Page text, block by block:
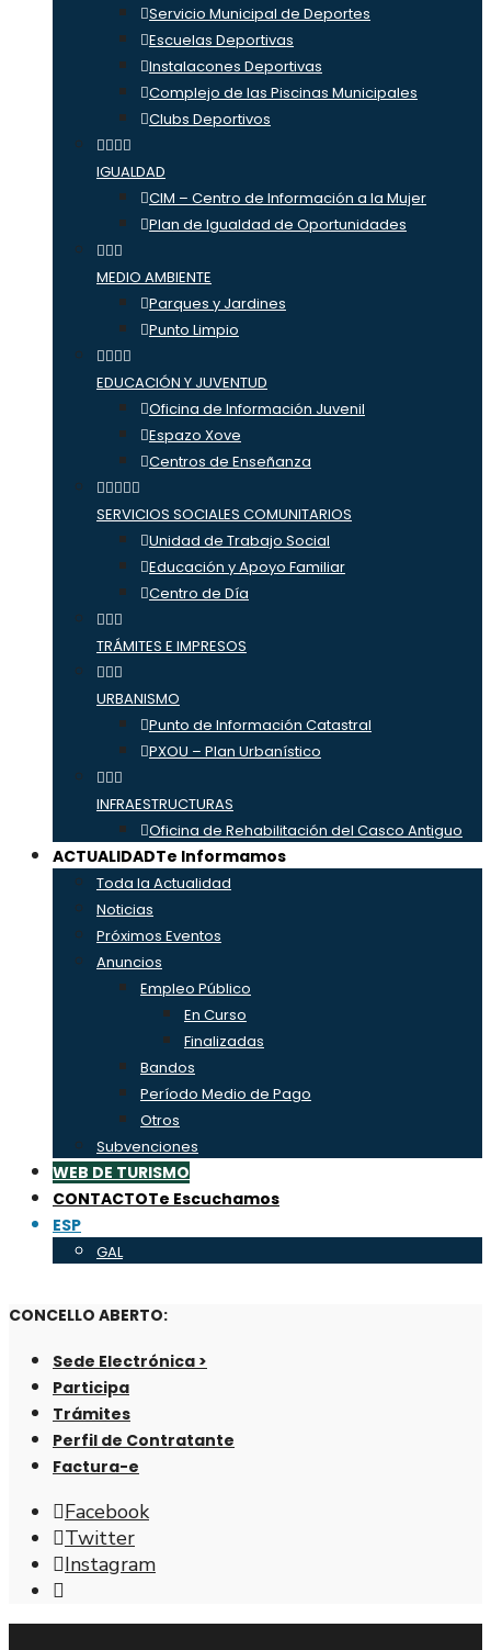
Servicio Municipal de Deportes
Escuelas Deportivas
Instalacones Deportivas
Complejo de las Piscinas Municipales
Clubs Deportivos
IGUALDAD
CIM – Centro de Información a la Mujer
Plan de Igualdad de Oportunidades
MEDIO AMBIENTE
Parques y Jardines
Punto Limpio
EDUCACIÓN Y JUVENTUD
Oficina de Información Juvenil
Espazo Xove
Centros de Enseñanza
SERVICIOS SOCIALES COMUNITARIOS
Unidad de Trabajo Social
Educación y Apoyo Familiar
Centro de Día
TRÁMITES E IMPRESOS
URBANISMO
Punto de Información Catastral
PXOU – Plan Urbanístico
INFRAESTRUCTURAS
Oficina de Rehabilitación del Casco Antiguo
ACTUALIDADTe Informamos
Toda la Actualidad
Noticias
Próximos Eventos
Anuncios
Empleo Público
En Curso
Finalizadas
Bandos
Período Medio de Pago
Otros
Subvenciones
WEB DE TURISMO
CONTACTOTe Escuchamos
ESP
GAL
CONCELLO ABERTO:
Sede Electrónica >
Participa
Trámites
Perfil de Contratante
Factura-e
Facebook
Twitter
Instagram